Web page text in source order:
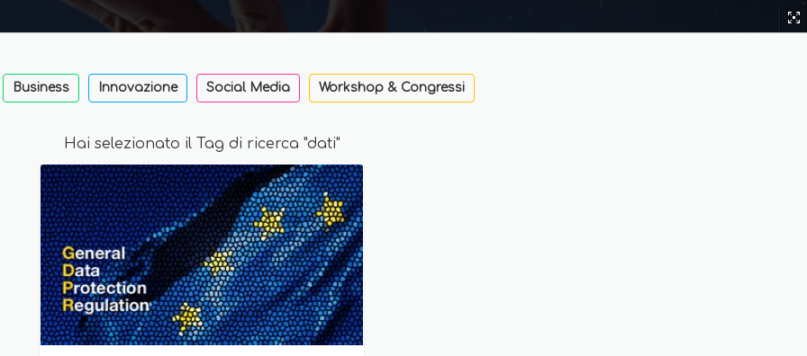
Business Innovazione Social Media Workshop & Congressi
Hai selezionato il Tag di ricerca "dati"